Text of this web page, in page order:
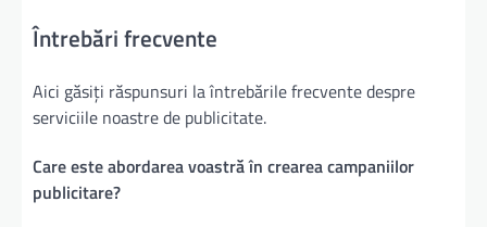
Întrebări frecvente
Aici găsiți răspunsuri la întrebările frecvente despre
serviciile noastre de publicitate.
Care este abordarea voastră în crearea campaniilor
publicitare?